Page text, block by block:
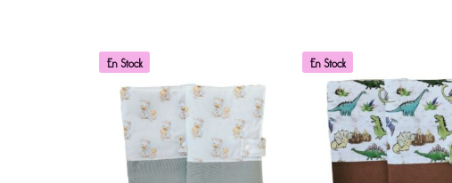
En Stock En Stock